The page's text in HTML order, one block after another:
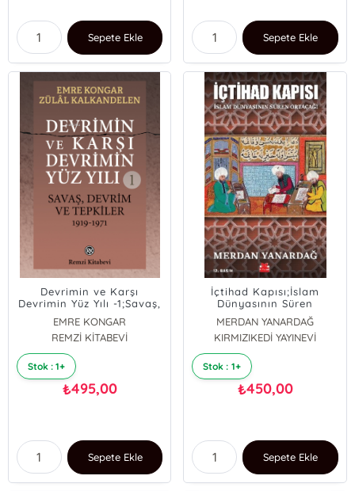
Sepete Ekle Sepete Ekle
Devrimin ve Karşı
Devrimin Yüz Yılı -1;Savaş,
Devrim ve Tepkiler 1919-
1971
EMRE KONGAR
ZÜLAL KALKANDELEN
REMZİ KİTABEVİ
Stok : 1+
₺495,00
Sepete Ekle
İçtihad Kapısı;İslam
Dünyasının Süren
MERDAN YANARDAĞ
KIRMIZIKEDİ YAYINEVİ
Stok : 1+
₺450,00
Sepete Ekle